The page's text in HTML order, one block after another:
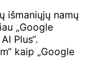
išmaniųjų namų
„Google
Plus“.
kaip „Google